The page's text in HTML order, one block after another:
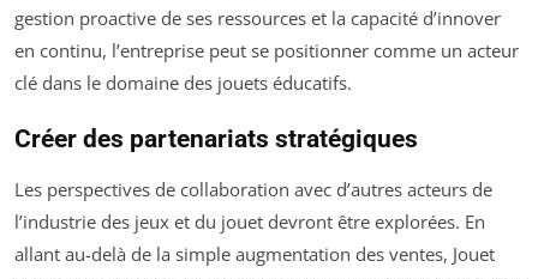
gestion proactive de ses ressources et la capacité d’innover
en continu, l’entreprise peut se positionner comme un acteur
clé dans le domaine des jouets éducatifs.
Créer des partenariats stratégiques
Les perspectives de collaboration avec d’autres acteurs de
l’industrie des jeux et du jouet devront être explorées. En
allant au-delà de la simple augmentation des ventes, Jouet